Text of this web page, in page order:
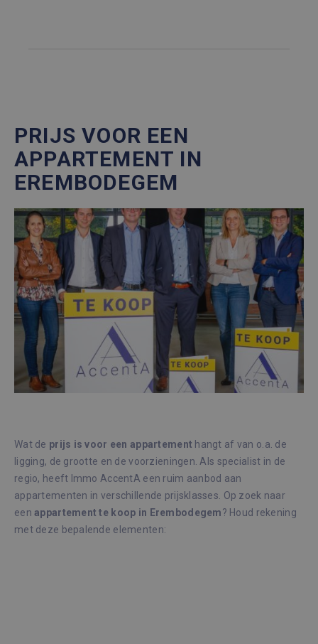
PRIJS VOOR EEN
APPARTEMENT IN
EREMBODEGEM
Wat de prijs is voor een appartement hangt af van o.a. de
ligging, de grootte en de voorzieningen. Als specialist in de
regio, heeft Immo AccentA een ruim aanbod aan
appartementen in verschillende prijsklasses. Op zoek naar
eenappartement te koop in Erembodegem? Houd rekening
met deze bepalende elementen: